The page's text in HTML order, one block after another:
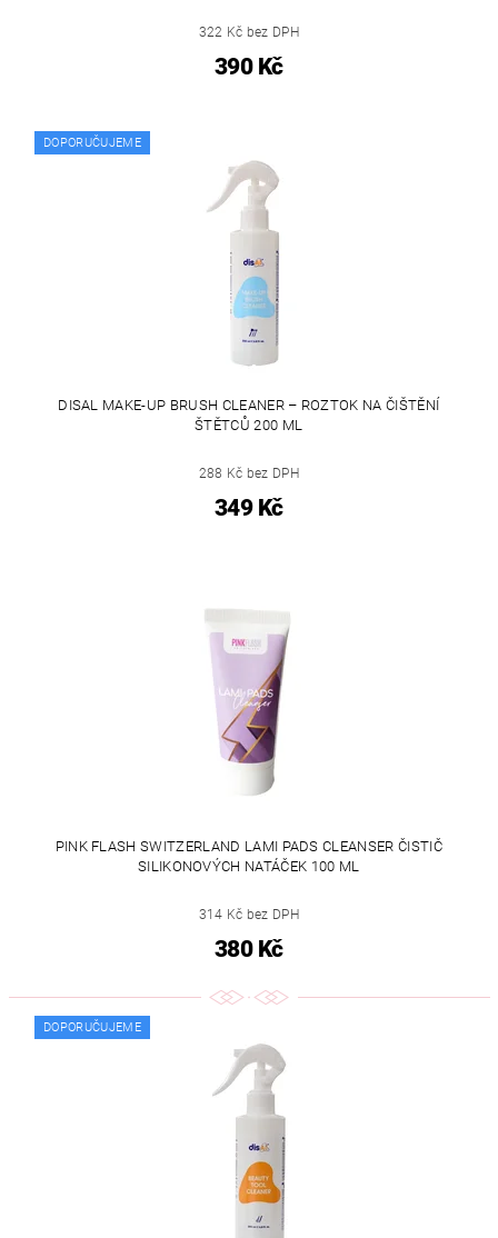
322 Kč bez DPH
390 Kč
DOPORUČUJEME
DISAL MAKE-UP BRUSH CLEANER – ROZTOK NA ČIŠTĚNÍ
ŠTĚTCŮ 200 ML
288 Kč bez DPH
349 Kč
PINK FLASH SWITZERLAND LAMI PADS CLEANSER ČISTIČ
SILIKONOVÝCH NATÁČEK 100 ML
314 Kč bez DPH
380 Kč
DOPORUČUJEME